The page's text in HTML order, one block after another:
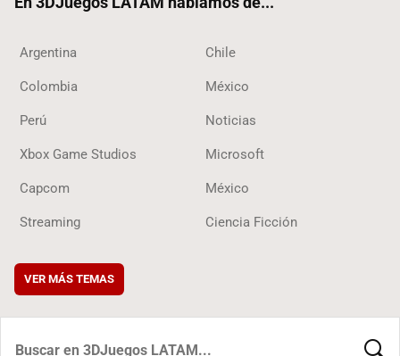
Argentina Chile
Colombia México
Perú Noticias
Xbox Game Studios Microsoft
Capcom México
Streaming Ciencia Ficción
VER MÁS TEMAS